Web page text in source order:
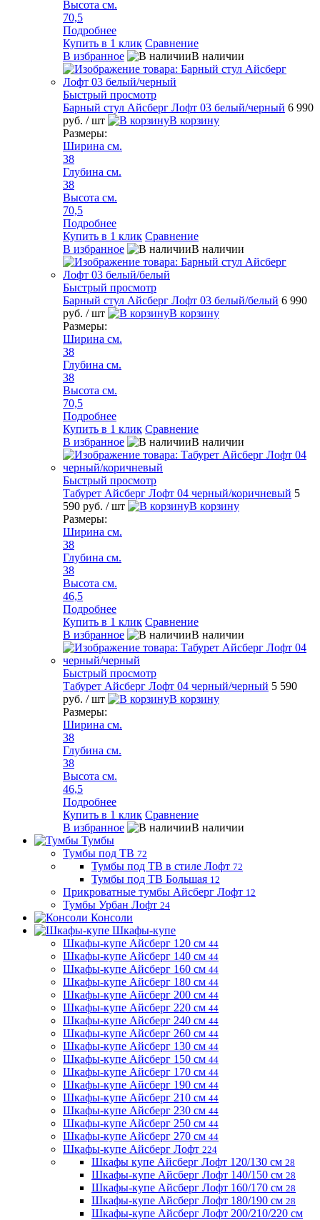
Высота см.
70,5
Подробнее
Купить в 1 клик Сравнение
В избранное
В наличии
Быстрый просмотр
Барный стул Айсберг Лофт 03 белый/черный 6 990
руб. / шт
В корзину
Размеры:
Ширина см.
38
Глубина см.
38
Высота см.
70,5
Подробнее
Купить в 1 клик Сравнение
В избранное
В наличии
Быстрый просмотр
Барный стул Айсберг Лофт 03 белый/белый 6 990
руб. / шт
В корзину
Размеры:
Ширина см.
38
Глубина см.
38
Высота см.
70,5
Подробнее
Купить в 1 клик Сравнение
В избранное
В наличии
Быстрый просмотр
Табурет Айсберг Лофт 04 черный/коричневый 5
590 руб. / шт
В корзину
Размеры:
Ширина см.
38
Глубина см.
38
Высота см.
46,5
Подробнее
Купить в 1 клик Сравнение
В избранное
В наличии
Быстрый просмотр
Табурет Айсберг Лофт 04 черный/черный 5 590
руб. / шт
В корзину
Размеры:
Ширина см.
38
Глубина см.
38
Высота см.
46,5
Подробнее
Купить в 1 клик Сравнение
В избранное
В наличии
Тумбы
Тумбы под ТВ 72
Тумбы под ТВ в стиле Лофт 72
Тумбы под ТВ Большая 12
Прикроватные тумбы Айсберг Лофт 12
Тумбы Урбан Лофт 24
Консоли
Шкафы-купе
Шкафы-купе Айсберг 120 см 44
Шкафы-купе Айсберг 140 см 44
Шкафы-купе Айсберг 160 см 44
Шкафы-купе Айсберг 180 см 44
Шкафы-купе Айсберг 200 см 44
Шкафы-купе Айсберг 220 см 44
Шкафы-купе Айсберг 240 см 44
Шкафы-купе Айсберг 260 см 44
Шкафы-купе Айсберг 130 см 44
Шкафы-купе Айсберг 150 см 44
Шкафы-купе Айсберг 170 см 44
Шкафы-купе Айсберг 190 см 44
Шкафы-купе Айсберг 210 см 44
Шкафы-купе Айсберг 230 см 44
Шкафы-купе Айсберг 250 см 44
Шкафы-купе Айсберг 270 см 44
Шкафы-купе Айсберг Лофт 224
Шкафы купе Айсберг Лофт 120/130 см 28
Шкафы-купе Айсберг Лофт 140/150 см 28
Шкафы-купе Айсберг Лофт 160/170 см 28
Шкафы-купе Айсберг Лофт 180/190 см 28
Шкафы-купе Айсберг Лофт 200/210/220 см